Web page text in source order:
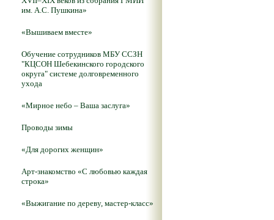
им. А.С. Пушкина»
«Вышиваем вместе»
Обучение сотрудников МБУ ССЗН
"КЦСОН Шебекинского городского
округа" системе долговременного
ухода
«Мирное небо – Ваша заслуга»
Проводы зимы
«Для дорогих женщин»
Арт-знакомство «С любовью каждая
строка»
«Выжигание по дереву, мастер-класс»